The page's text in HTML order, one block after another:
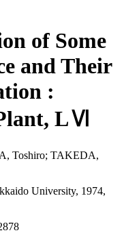
of Some
and Their
:
LⅥ
Toshiro; TAKEDA,
University, 1974,